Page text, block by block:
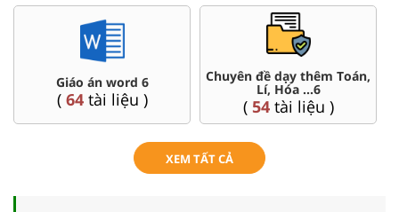
Giáo án word 6
( 64tài liệu )
Chuyên đề dạy thêm Toán,
Lí, Hóa ...6
( 54tài liệu )
XEM TẤT CẢ